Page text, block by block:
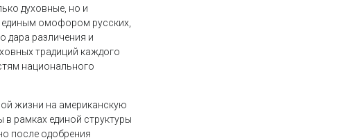
духовные, но и
единым омофором русских,
дара различения и
традиций каждого
национального
жизни на американскую
в рамках единой структуры
после одобрения